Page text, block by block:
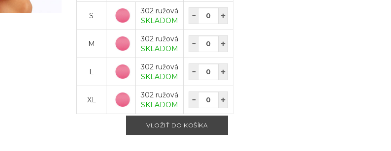
S
302 ružová
SKLADOM
M
302 ružová
SKLADOM
L
302 ružová
SKLADOM
XL
302 ružová
SKLADOM